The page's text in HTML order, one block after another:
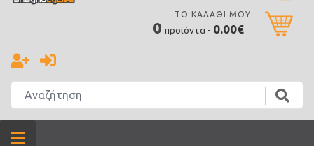
ΤΟ ΚΑΛΑΘΙ ΜΟΥ
0 προϊόντα - 0.00€